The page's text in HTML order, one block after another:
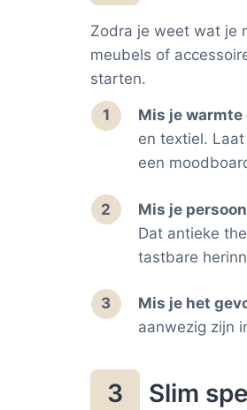
Zodra je weet wat je
meubels of
starten.
Mis je
en textiel.
een
Mis je
Dat antieke
tastbare
Mis je het
aanwezig zijn
3 Slim